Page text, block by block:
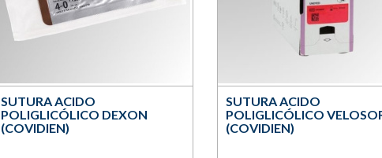
SUTURA ACIDO
POLIGLICÓLICO DEXON
(COVIDIEN)
SUTURA ACIDO
POLIGLICÓLICO
(COVIDIEN)